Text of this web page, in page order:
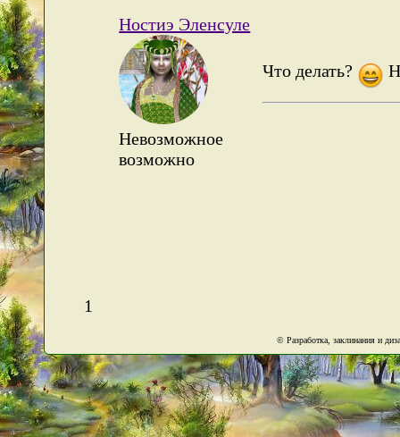
Ностиэ Эленсуле
Невозможное
возможно
Что делать?
1
© Разработка, заклинания и